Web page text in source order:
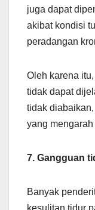
juga dapat
akibat kondisi
peradangan
Oleh karena
tidak dapat
tidak
yang
7. Gangguan
Banyak